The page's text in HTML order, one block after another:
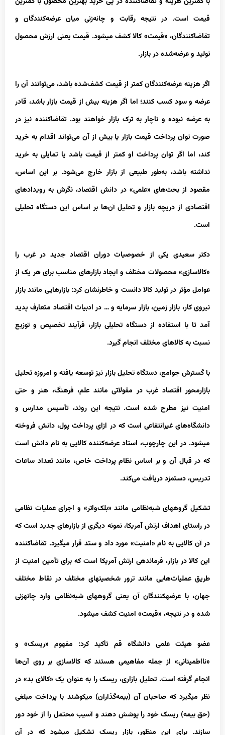
قیمت است. در نتیجه رقابت و چانه‌زنی میان عرضه‌کنندگان و
تقاضاکنندگان، «قیمت» کالا کشف می‏شود. قیمت یعنی ارزش محصول
تولید و عرضه‌شده در بازار.
اگر هزینه عرضه‌کنندگان کمتر از قیمت کشف‌شده باشد، می‌توانند آن را
عرضه و سود کسب کنند؛ اما اگر هزینه بیش از قیمت بازار باشد، قادر
به عرضه نبوده و ناچار به ترک بازار خواهند بود. تقاضاکننده نیز در
صورت توان پرداخت قیمت بازار یا بیش از آن می‌تواند اقدام به خرید
کند، اما اگر توان پرداخت او کمتر از قیمت باشد یا تمایلی به خرید
نداشته باشد، به‌طور طبیعی از بازار خارج می‌شود. بر این اساس،
مقصود از بحث‌های «علمی» در دانش اقتصاد، نگرش به رویدادهای
اقتصادی از دریچه بازار و تحلیل آن‌ها بر اساس این دستگاه تحلیلی
است.
دکتر سعیدی یکی از خصوصیات دوران اقتصاد جدید در غرب را
«کالاسازی» محصولات مختلف و ایجاد بازارهای مناسب برای هر یک از
عوامل مؤثر در تولید کالا دانست و خاطرنشان کرد: بازارهایی مانند بازار
نیروی کار، بازار زمین، بازار سرمایه و … در ادبیات اقتصاد متعارف پدید
آمد تا با استفاده از دستگاه تحلیلی بازار، فرآیند تخصیص و توزیع
نسبت به کالاهای مختلف انجام گیرد.
با گسترش جوامع، دستگاه تحلیل بازار نیز توسعه یافته و امروزه تحلیل
بازارمحور اقتصاد غرب در مقولاتی مانند علم، فرهنگ، هنر و حتی
امنیت نیز مطرح شده است. نتیجه این روند، تأسیس مدارس و
دانشگاه‌های غیرانتفاعی است که در ازای پرداخت پول، دانش فروخته
می‏شود. در این چارچوب، استاد عرضه‌کننده کالایی به نام دانش است
که در قبال آن و بر اساس نظام پرداخت خاص، مانند تعداد ساعات
تدریس، دستمزد دریافت می‌کند.
تشکیل گروه‏های شبه‌نظامی مانند «بلک‌واتر» و اجرای عملیات نظامی
در راستای اهداف ارتش آمریکا، نمونه دیگری از بازارهای جدید است که
در آن کالایی به نام «امنیت» مورد داد و ستد قرار می‏گیرد. تقاضاکننده
این کالا در بازار، فرماندهی ارتش آمریکا است که برای تأمین امنیت از
طریق عملیات‌هایی مانند ترور شخصیت‏های مختلف در نقاط مختلف
جهان، با عرضه‏کنندگان آن یعنی گروه‏های شبه‌نظامی وارد چانه‏زنی
شده و در نتیجه، «قیمت» امنیت کشف می‏شود.
عضو هیئت علمی دانشگاه قم تأکید کرد: مفهوم «ریسک» و
«نااطمینانی» از جمله مفاهیمی هستند که کالاسازی بر روی آن‌ها
انجام گرفته است. تحلیل بازاری، ریسک را به عنوان یک «کالای بد» در
نظر می‏گیرد که صاحبان آن (بیمه‌گذاران) می‏کوشند با پرداخت مبلغی
(حق بیمه) ریسک خود را پوشش دهند و آسیب محتمل را از خود دور
سازند. برای این منظور، بازار ریسک تشکیل می‏شود که در آن